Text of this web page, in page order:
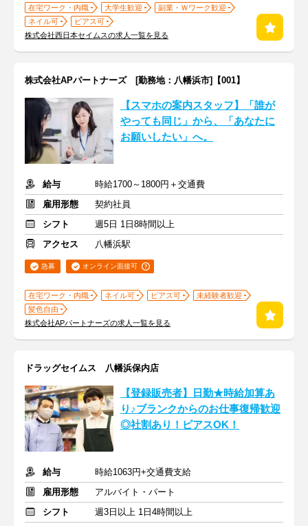
在宅ワーク・内職 大学生歓迎
副業・Ｗワーク歓迎
ネイル可
ピアス可
株式会社西日本セイムスの求人一覧を見る
株式会社APパートナーズ [勤務地：八幡浜市]【001】
【スマホの案内スタッフ】「誰が
やっても同じ」から、「あなたに
お願いしたい」へ。
給与
時給1700～1800円＋交通費
雇用形態
契約社員
シフト
週5日 1日8時間以上
アクセス
八幡浜駅
急募 オンライン面接可
在宅ワーク・内職 ネイル可 ピアス可
未経験者歓迎
髪色自由
株式会社APパートナーズの求人一覧を見る
ドラッグセイムス 八幡浜保内店
【登録販売者】日勤★時給加算あ
り♪ブランクからのお仕事復帰歓迎
◎社割あり！ピアスOK！
給与
時給1063円+交通費支給
雇用形態
アルバイト・パート
シフト
週3日以上 1日4時間以上